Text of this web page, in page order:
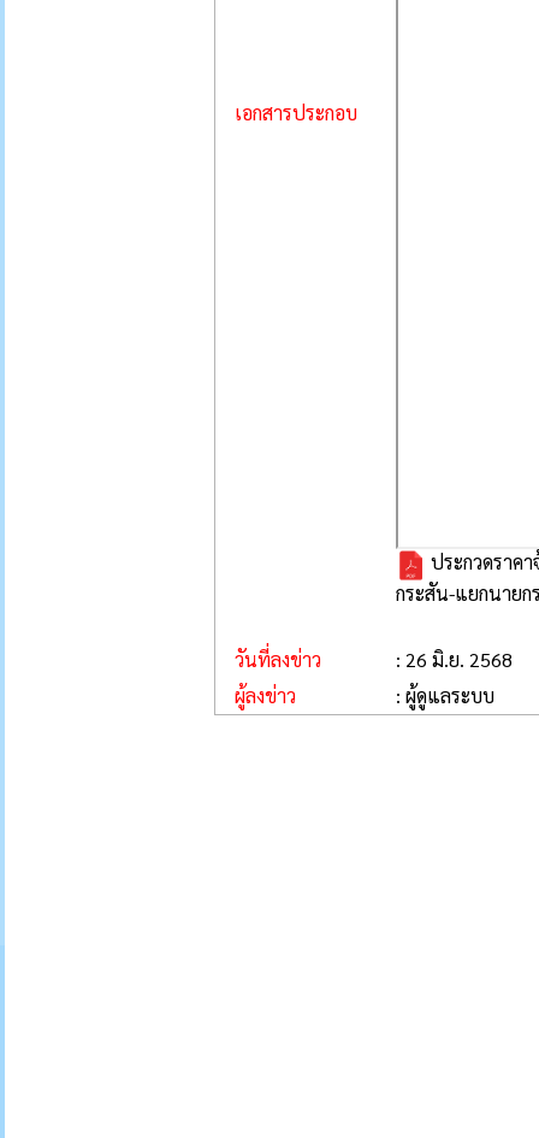
เอกสารประกอบ
ประกวดราค
กระสัน-แยกนาย
วันที่ลงข่าว
: 26 มิ.ย. 2568
ผู้ลงข่าว
: ผู้ดูแลระบบ